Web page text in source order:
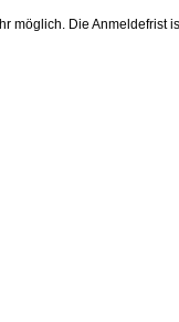
möglich. Die Anmeldefrist